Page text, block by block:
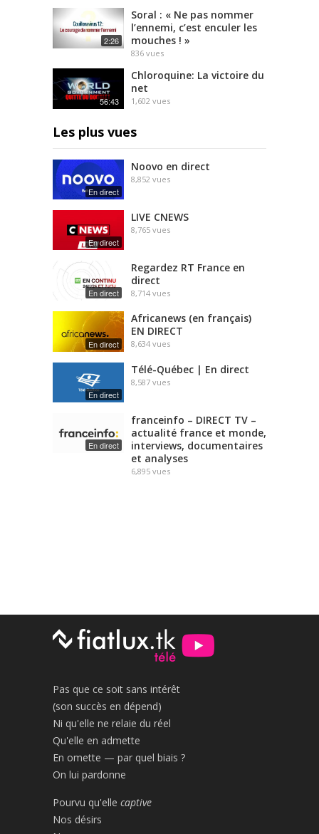
2:26
Soral : « Ne pas nommer
l’ennemi, c’est enculer les
mouches ! »
836 vues
56:43
Chloroquine: La victoire du
net
1,602 vues
Les plus vues
En direct
Noovo en direct
8,852 vues
En direct
LIVE CNEWS
8,765 vues
En direct
Regardez RT France en
direct
8,714 vues
En direct
Africanews (en français)
EN DIRECT
8,634 vues
En direct
Télé-Québec | En direct
8,587 vues
En direct
franceinfo – DIRECT TV –
actualité france et monde,
interviews, documentaires
et analyses
6,895 vues
Pas que ce soit sans intérêt
(son succès en dépend)
Ni qu'elle ne relaie du réel
Qu'elle en admette
En omette — par quel biais ?
On lui pardonne
Pourvu qu'elle captive
Nos désirs